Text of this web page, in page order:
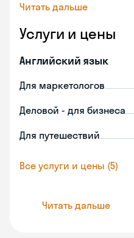
Читать дальше
Услуги и цены
Английский язык
Для маркетологов
Деловой - для бизнеса
Для путешествий
Все услуги и цены (5)
Читать дальше